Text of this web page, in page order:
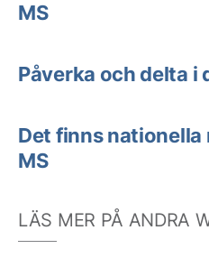
MS
Påverka och delta i
Det finns
MS
LÄS MER PÅ ANDRA